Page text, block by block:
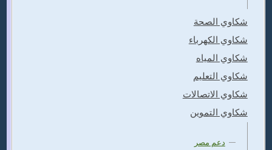
شكاوي الصحة
شكاوي الكهرباء
شكاوي المياه
شكاوي التعليم
شكاوي الاتصالات
شكاوي التموين
دعم مصر